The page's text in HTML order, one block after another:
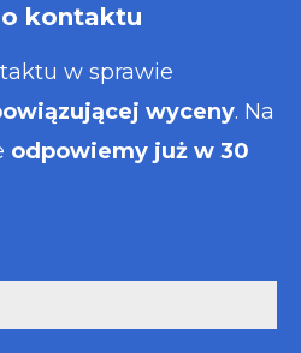
kontaktu
w sprawie
wyceny. Na
odpowiemy już w 30